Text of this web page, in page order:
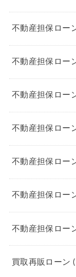
不動産担保ロー
不動産担保ロー
不動産担保ロー
不動産担保ロー
不動産担保ロー
不動産担保ロー
不動産担保ロー
買取再販ローン